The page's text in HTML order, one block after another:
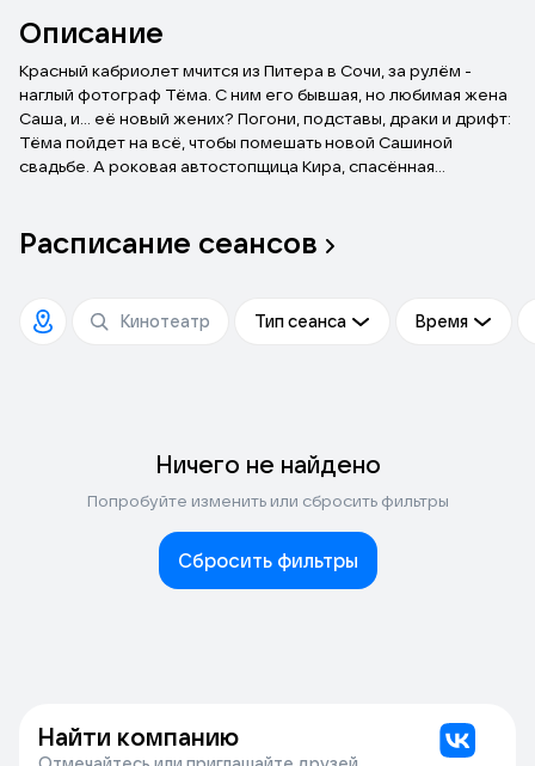
Описание
Красный кабриолет мчится из Питера в Сочи, за рулём -
наглый фотограф Тёма. С ним его бывшая, но любимая жена
Саша, и... её новый жених? Погони, подставы, драки и дрифт:
Тёма пойдет на всё, чтобы помешать новой Сашиной
свадьбе. А роковая автостопщица Кира, спасённая
жизни... Если, конечно, не откажут тормоза.
Расписание сеансов
Тип сеанса Время
Ничего не найдено
Попробуйте изменить или сбросить фильтры
Сбросить фильтры
Найти компанию